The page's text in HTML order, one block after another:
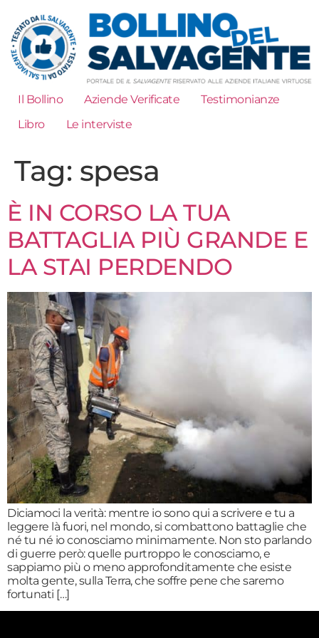
Il Bollino Aziende Verificate
Testimonianze
Libro
Le interviste
Tag: spesa
È IN CORSO LA TUA
BATTAGLIA PIÙ GRANDE E
LA STAI PERDENDO
Diciamoci la verità: mentre io sono qui a scrivere e tu a
leggere là fuori, nel mondo, si combattono battaglie che
né tu né io conosciamo minimamente. Non sto parlando
di guerre però: quelle purtroppo le conosciamo, e
sappiamo più o meno approfonditamente che esiste
molta gente, sulla Terra, che soffre pene che saremo
fortunati […]